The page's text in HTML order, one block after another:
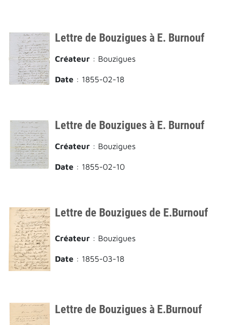
Lettre de Bouzigues à E. Burnouf
Créateur : Bouzigues
Date : 1855-02-18
Lettre de Bouzigues à E. Burnouf
Créateur : Bouzigues
Date : 1855-02-10
Lettre de Bouzigues de E.Burnouf
Créateur : Bouzigues
Date : 1855-03-18
Lettre de Bouzigues à E.Burnouf